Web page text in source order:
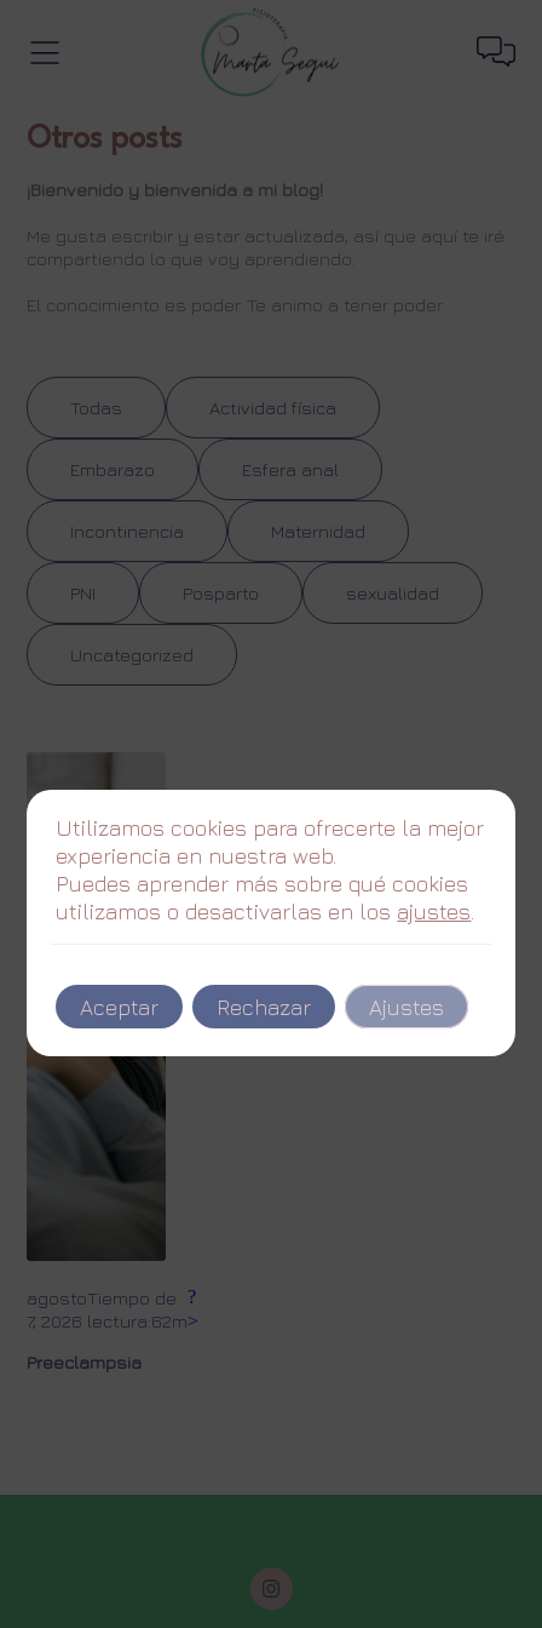
Otros posts
¡Bienvenido y bienvenida a mi blog!
Me gusta escribir y estar actualizada, así que aquí te iré
compartiendo lo que voy aprendiendo.
El conocimiento es poder. Te animo a tener poder.
Todas Actividad física
Embarazo Esfera anal
Incontinencia Maternidad
PNI Posparto sexualidad
Uncategorized
agosto
7, 2026
Tiempo de
lectura:62m
?
>
Preeclampsia
Utilizamos cookies para ofrecerte la mejor
experiencia en nuestra web.
Puedes aprender más sobre qué cookies
utilizamos o desactivarlas en los ajustes
Aceptar Rechazar Ajustes